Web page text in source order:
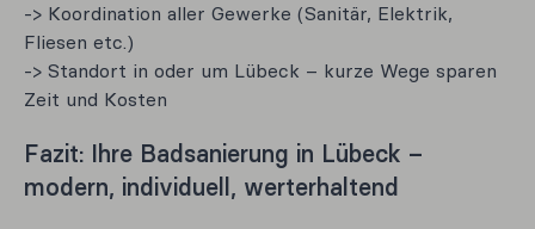
-> Koordination aller Gewerke (Sanitär, Elektrik,
Fliesen etc.)
-> Standort in oder um Lübeck – kurze Wege sparen
Zeit und Kosten
Fazit: Ihre Badsanierung in Lübeck –
modern, individuell, werterhaltend